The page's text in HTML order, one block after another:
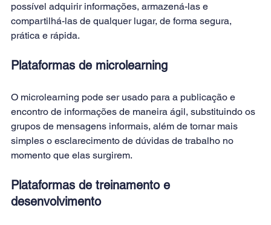
possível adquirir informações, armazená-las e
compartilhá-las de qualquer lugar, de forma segura,
prática e rápida.
Plataformas de microlearning
O microlearning pode ser usado para a publicação e
encontro de informações de maneira ágil, substituindo os
grupos de mensagens informais, além de tornar mais
simples o esclarecimento de dúvidas de trabalho no
momento que elas surgirem.
Plataformas de treinamento e
desenvolvimento